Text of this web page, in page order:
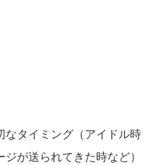
タイミング（アイドル時
ジが送られてきた時など）